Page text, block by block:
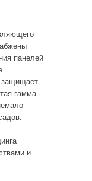
панелей
защищает
гамма
и